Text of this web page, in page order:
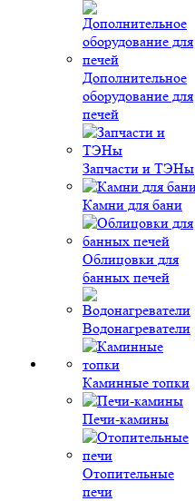
Дополнительное
оборудование для
печей
Запчасти и ТЭНы
Камни для бани
Облицовки для
банных печей
Водонагреватели
Каминные топки
Печи-камины
Отопительные
печи